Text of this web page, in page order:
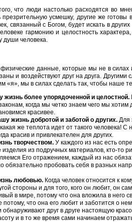
что люди настолько расходятся во
усмешку, другие же готовы
связанный с Богом, будет искать в
гармонию и целостность
души человека.
данные, которые мы не в силах
и воздействуют друг на друга.
«я», мы в силах сделать так, чтобы наше
более упорядоченной и целостной.
когда мы четко знаем чего мы
красивее.
жизнь добротой и заботой о других. Для
же теплота идет от такого человека!
красив и привлекателен для других.
творчеством. У каждого из нас есть
из подручных материалов, кто-то
Его отражением, каждый из нас
обязательно пробовать себя в разных
любовью. Когда человек относится к
стороны и для того, кого он любит, он
в мире, потому что она вложила в него
потому, что она его любит и заботится о
обнаруживают друг в друге настоящую
и в то же время сами начинаем